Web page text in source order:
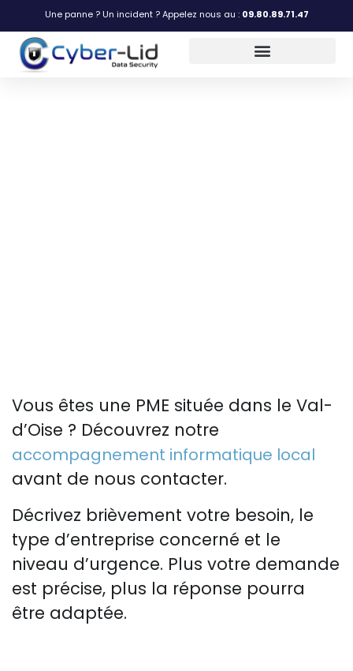
Une panne ? Un incident ? Appelez nous au : 09.80.89.71.47
Vous êtes une PME située dans le Val-
d’Oise ? Découvrez notre
accompagnement informatique local
avant de nous contacter.
Décrivez brièvement votre besoin, le
type d’entreprise concerné et le
niveau d’urgence. Plus votre demande
est précise, plus la réponse pourra
être adaptée.